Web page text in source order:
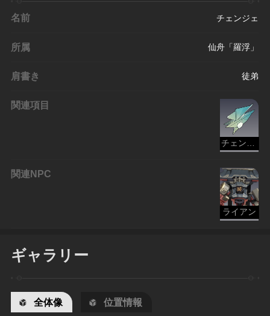
名前 チェンジェ
所属 仙舟「羅浮」
肩書き 徒弟
関連項目
チェンジェの紙船
関連NPC
ライアン
ギャラリー
全体像 位置情報